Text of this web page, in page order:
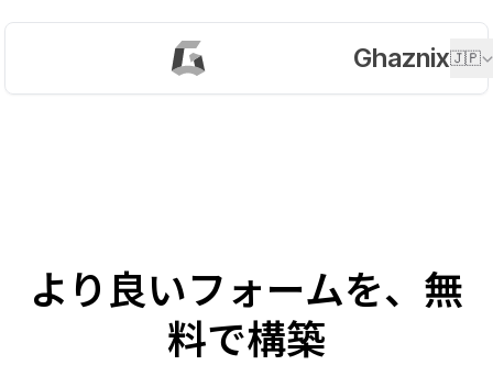
Ghaznix🇯🇵
より良いフォームを、無
料で構築